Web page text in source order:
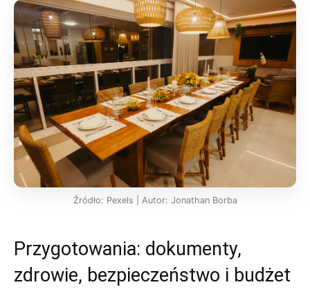
Źródło: Pexels | Autor: Jonathan Borba
Przygotowania: dokumenty,
zdrowie, bezpieczeństwo i budżet